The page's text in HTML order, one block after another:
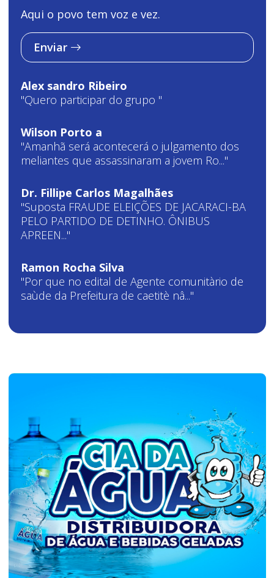
Aqui o povo tem voz e vez.
Enviar
Alex sandro Ribeiro
"Quero participar do grupo "
Wilson Porto a
"Amanhã será acontecerá o julgamento dos
meliantes que assassinaram a jovem Ro..."
Dr. Fillipe Carlos Magalhães
"Suposta FRAUDE ELEIÇÕES DE JACARACI-BA
PELO PARTIDO DE DETINHO. ÔNIBUS
APREEN..."
Ramon Rocha Silva
"Por que no edital de Agente comunitàrio de
saùde da Prefeitura de caetitè nâ..."